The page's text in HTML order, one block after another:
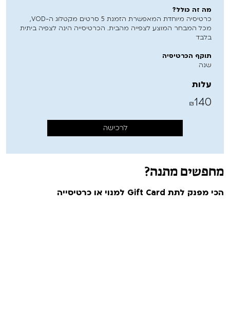
מה זה כולל?
כרטיסיה מיוחדת המאפשרת הזמנת 5 סרטים מקטלוג ה-VOD,
מכל המבחר המוצע לצפייה מהבית. הכרטיסייה הינה לצפיה ביתית
בלבד
תוקף הכרטיסיה
שנה
עלות
₪140
לרכישה
מחפשים מתנה?
הכי מפנק לתת Gift Card למנוי או כרטיסייה